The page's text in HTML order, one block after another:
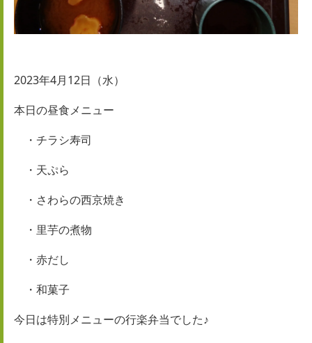
2023年4月12日（水）
本日の昼食メニュー
・チラシ寿司
・天ぷら
・さわらの西京焼き
・里芋の煮物
・赤だし
・和菓子
今日は特別メニューの行楽弁当でした♪